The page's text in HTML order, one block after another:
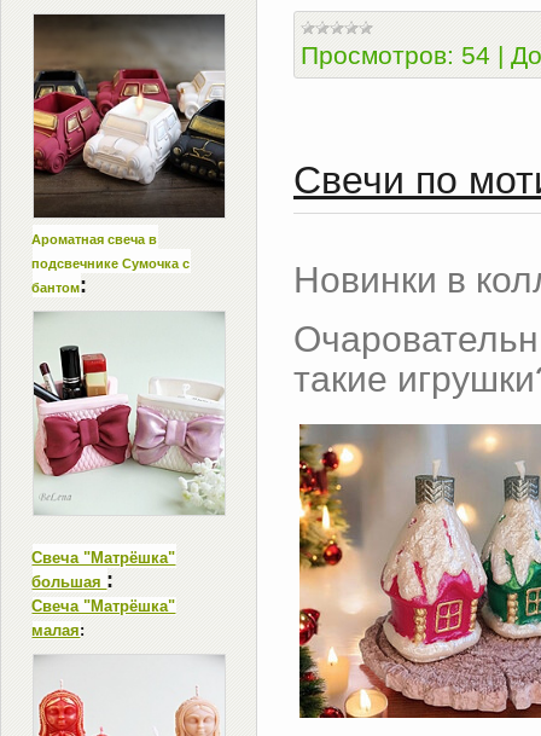
Просмотров: 54 |
Свечи по
Новинки в
такие
Ароматная свеча в
подсвечнике Сумочка с
бантом:
Свеча "Матрёшка"
большая :
Свеча "Матрёшка"
малая: